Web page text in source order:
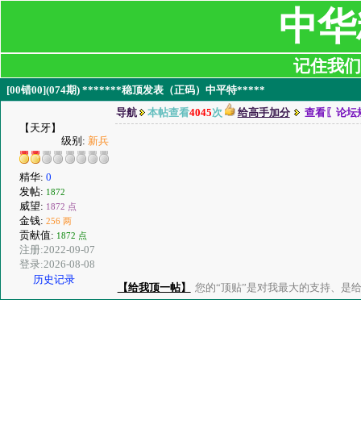
中
记住我
[00错00](074期) *******稳顶发表（正码）中平特*****
【天牙】
级别: 新兵
精华: 0
发帖: 1872
威望: 1872 点
金钱: 256 两
贡献值: 1872 点
注册:2022-09-07
登录:2026-08-08
历史记录
导航 本帖查看4045次 给高手加分 查看〖论坛
【给我顶一帖】 您的“顶贴”是对我最大的支持、是